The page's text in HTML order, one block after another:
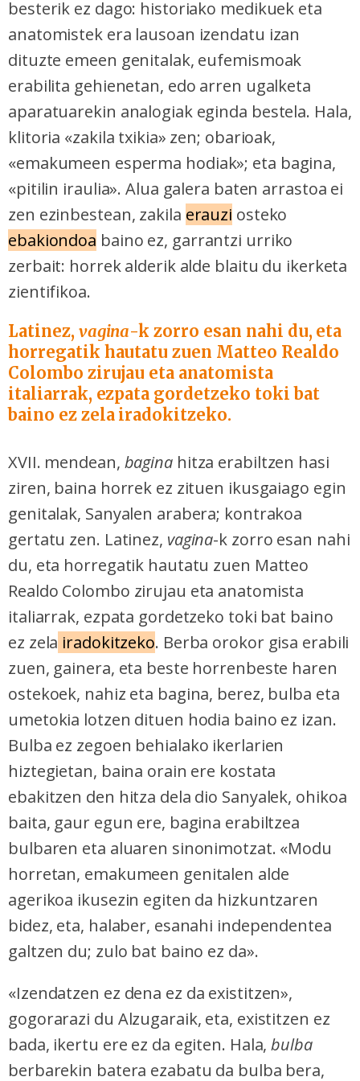
besterik ez dago: historiako medikuek eta
anatomistek era lausoan izendatu izan
dituzte emeen genitalak, eufemismoak
erabilita gehienetan, edo arren ugalketa
aparatuarekin analogiak eginda bestela. Hala,
klitoria «zakila txikia» zen; obarioak,
«emakumeen esperma hodiak»; eta bagina,
«pitilin iraulia». Alua galera baten arrastoa ei
zen ezinbestean, zakila erauzi osteko
ebakiondoa baino ez, garrantzi urriko
zerbait: horrek alderik alde blaitu du ikerketa
zientifikoa.
Latinez, vagina-k zorro esan nahi du, eta
horregatik hautatu zuen Matteo Realdo
Colombo zirujau eta anatomista
italiarrak, ezpata gordetzeko toki bat
baino ez zela iradokitzeko.
XVII. mendean, baginahitza erabiltzen hasi
ziren, baina horrek ez zituen ikusgaiago egin
genitalak, Sanyalen arabera; kontrakoa
gertatu zen. Latinez, vagina-k zorro esan nahi
du, eta horregatik hautatu zuen Matteo
Realdo Colombo zirujau eta anatomista
italiarrak, ezpata gordetzeko toki bat baino
ez zela iradokitzeko. Berba orokor gisa erabili
zuen, gainera, eta beste horrenbeste haren
ostekoek, nahiz eta bagina, berez, bulba eta
umetokia lotzen dituen hodia baino ez izan.
Bulba ez zegoen behialako ikerlarien
hiztegietan, baina orain ere kostata
ebakitzen den hitza dela dio Sanyalek, ohikoa
baita, gaur egun ere, bagina erabiltzea
bulbaren eta aluaren sinonimotzat. «Modu
horretan, emakumeen genitalen alde
agerikoa ikusezin egiten da hizkuntzaren
bidez, eta, halaber, esanahi independentea
galtzen du; zulo bat baino ez da».
«Izendatzen ez dena ez da existitzen»,
gogorarazi du Alzugaraik, eta, existitzen ez
bada, ikertu ere ez da egiten. Hala,bulba
berbarekin batera ezabatu da bulba bera,